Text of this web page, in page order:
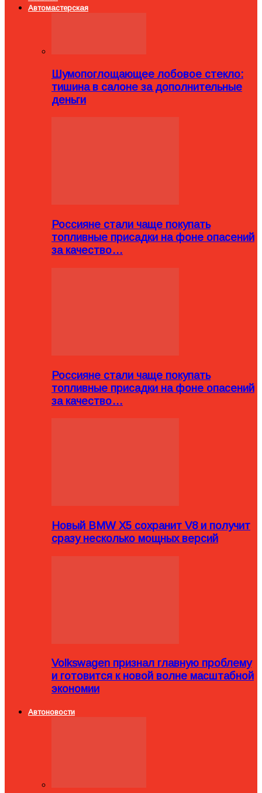
Автомастерская
Шумопоглощающее лобовое стекло:
тишина в салоне за дополнительные
деньги
Россияне стали чаще покупать
топливные присадки на фоне опасений
за качество…
Россияне стали чаще покупать
топливные присадки на фоне опасений
за качество…
Новый BMW X5 сохранит V8 и получит
сразу несколько мощных версий
Volkswagen признал главную проблему
и готовится к новой волне масштабной
экономии
Автоновости